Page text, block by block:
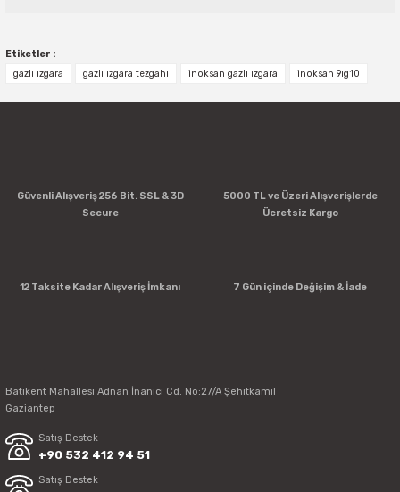
Etiketler :
gazlı ızgara
gazlı ızgara tezgahı inoksan gazlı ızgara inoksan 9ıg10
Güvenli Alışveriş 256 Bit. SSL & 3D
Secure
5000 TL ve Üzeri Alışverişlerde
Ücretsiz Kargo
12 Taksite Kadar Alışveriş İmkanı 7 Gün içinde Değişim & İade
Batıkent Mahallesi Adnan İnanıcı Cd. No:27/A Şehitkamil
Gaziantep
Satış Destek
+90 532 412 94 51
Satış Destek